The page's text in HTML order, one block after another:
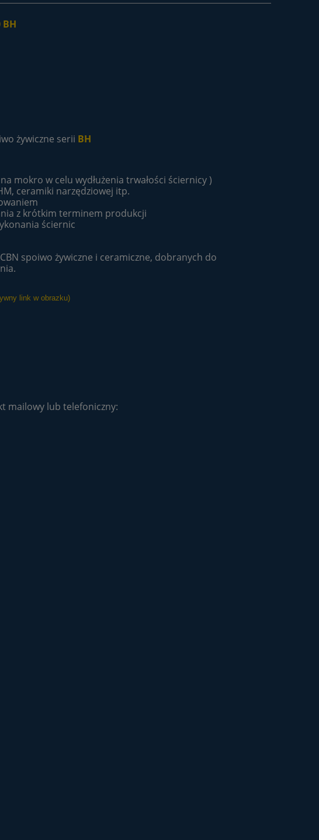
BH
żywiczne serii BH
mokro w celu wydłużenia trwałości ściernicy )
ceramiki narzędziowej itp.
z krótkim terminem produkcji
ściernic
spoiwo żywiczne i ceramiczne, dobranych do
link w obrazku)
mailowy lub telefoniczny: